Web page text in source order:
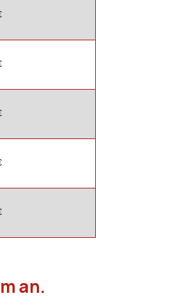
an.